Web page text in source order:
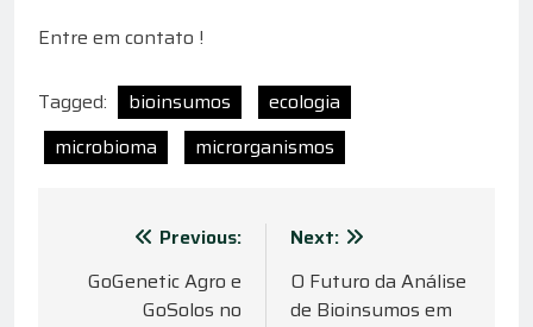
Entre em contato !
Tagged: bioinsumos
ecologia
microbioma
microrganismos
Navegação
de
Previous:
GoGenetic Agro e
GoSolos no
Next:
O Futuro da Análise
de Bioinsumos em